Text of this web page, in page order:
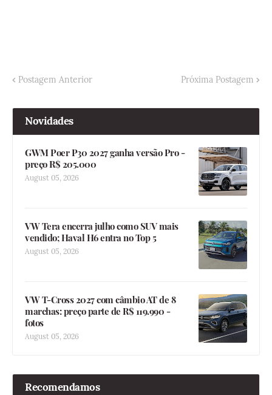
Postagem Anterior Próxima Postagem
Novidades
GWM Poer P30 2027 ganha versão Pro -
preço R$ 205.000
August 05, 2026
VW Tera encerra julho como SUV mais
vendido; Haval H6 entra no Top 5
August 05, 2026
VW T-Cross 2027 com câmbio AT de 8
marchas: preço parte de R$ 119.990 -
fotos
August 05, 2026
Recomendamos